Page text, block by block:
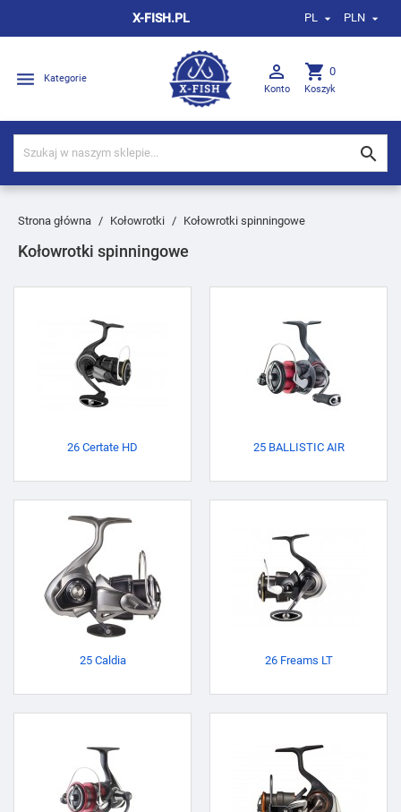
X-FISH.PL PL  PLN 
 Kategorie 
Konto
shopping_cart 0
Koszyk

Strona główna Kołowrotki Kołowrotki spinningowe
Kołowrotki spinningowe
26 Certate HD 25 BALLISTIC AIR
25 Caldia 26 Freams LT